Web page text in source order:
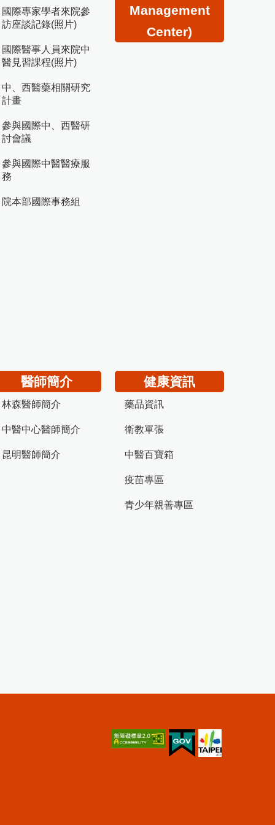
國際專家學者來院參
訪座談記錄(照片)
國際醫事人員來院中
醫見習課程(照片)
中、西醫藥相關研究
計畫
參與國際中、西醫研
討會議
參與國際中醫醫療服
務
院本部國際事務組
Management
Center)
醫師簡介
林森醫師簡介
中醫中心醫師簡介
昆明醫師簡介
健康資訊
藥品資訊
衛教單張
中醫百寶箱
疫苗專區
青少年親善專區